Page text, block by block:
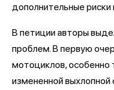
дополнительные риски
В петиции авторы
проблем. В первую
мотоциклов, особенно
измененной